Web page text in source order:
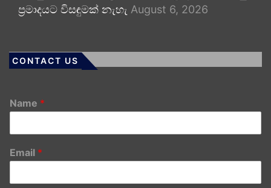
ප්‍රමාදයට විසඳුමක් නැහැ August 6, 2026
CONTACT US
Name *
Email *